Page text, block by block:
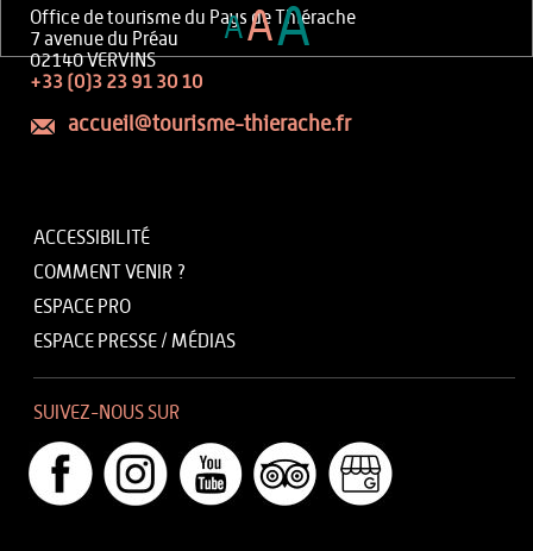
Office de tourisme du Pays de Thiérache
7 avenue du Préau
02140 VERVINS
+33 (0)3 23 91 30 10
accueil@tourisme-thierache.fr
ACCESSIBILITÉ
COMMENT VENIR ?
ESPACE PRO
ESPACE PRESSE / MÉDIAS
SUIVEZ-NOUS SUR
AAA